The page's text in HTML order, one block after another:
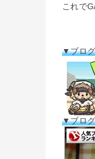
これで
▼ブログ
▼ブログ